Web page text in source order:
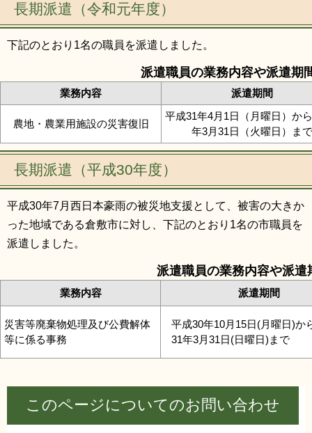
長期派遣（令和元年度）
下記のとおり1名の職員を派遣しました。
派遣職員の業務内容や派遣期
業務内容 派遣期間
農地・農業用施設の災害復旧
平成31年4月1日（月曜日）か
年3月31日（火曜日）まで
長期派遣（平成30年度）
平成30年7月西日本豪雨の被災地支援として、被害の大きか
った地域である倉敷市に対し、下記のとおり1名の市職員を
派遣しました。
業務内容 派遣期間
派遣職員の業務内容や派遣
災害等廃棄物処理及び公費解体
等に係る事務
平成30年10月15日(月曜日)か
31年3月31日(日曜日)まで
このページについてのお問い合わせ